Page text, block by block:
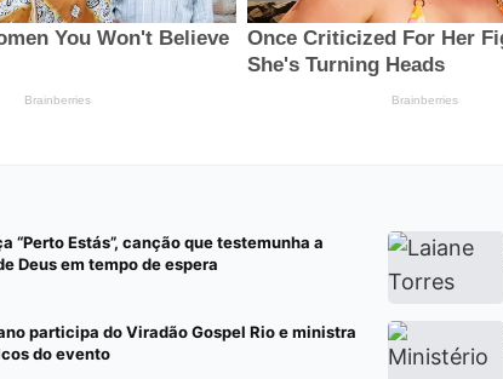
“Perto Estás”, canção que testemunha a
Deus em tempo de espera
participa do Viradão Gospel Rio e ministra
do evento